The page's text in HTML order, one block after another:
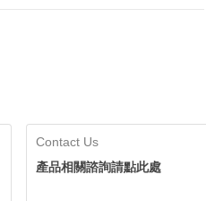
Contact Us
產品相關諮詢請點此處